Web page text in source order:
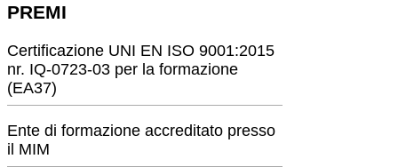
PREMI
Certificazione UNI EN ISO 9001:2015
nr. IQ-0723-03 per la formazione
(EA37)
Ente di formazione accreditato presso
il MIM